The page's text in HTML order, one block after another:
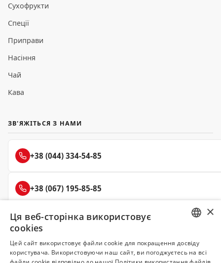
Сухофрукти
Спеції
Приправи
Насіння
Чай
Кава
ЗВ'ЯЖІТЬСЯ З НАМИ
+38 (044) 334-54-85
+38 (067) 195-85-85
+38 (050) 145-85-45
UKRAINIAN
×
Ця веб-сторінка використовує
cookies
Цей сайт використовує файли cookie для покращення досвіду
користувача. Використовуючи наш сайт, ви погоджуєтесь на всі